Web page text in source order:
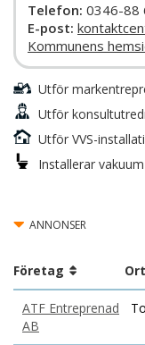
Telefon: 0346-88
E-post:
Kommunens
Utför
Utför
Utför VVS-
Installerar
ANNONSER
Företag Ort
ATF Entreprenad
AB